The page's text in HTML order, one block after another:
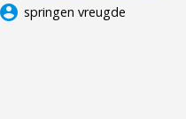
account_circle springen vreugde